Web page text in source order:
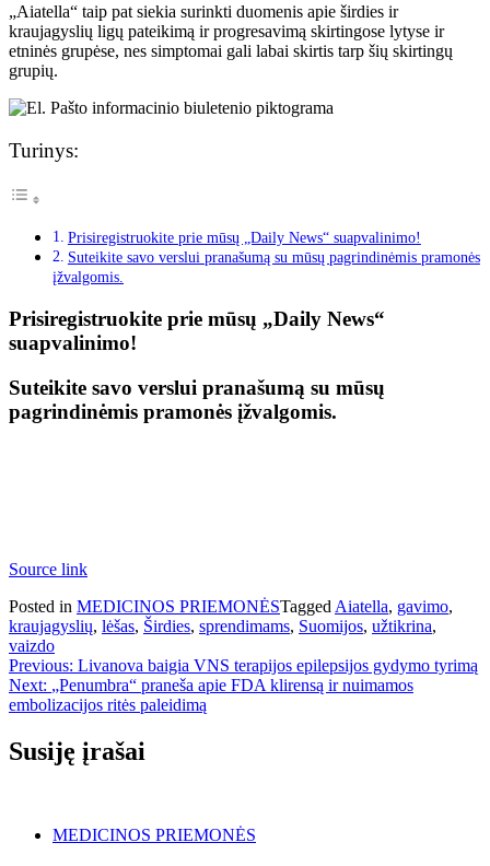
„Aiatella“ taip pat siekia surinkti duomenis apie širdies ir
kraujagyslių ligų pateikimą ir progresavimą skirtingose ​​lytyse ir
etninės grupėse, nes simptomai gali labai skirtis tarp šių skirtingų
grupių.
Turinys:
Prisiregistruokite prie mūsų „Daily News“ suapvalinimo!
Suteikite savo verslui pranašumą su mūsų pagrindinėmis pramonės
įžvalgomis.
Prisiregistruokite prie mūsų „Daily News“
suapvalinimo!
Suteikite savo verslui pranašumą su mūsų
pagrindinėmis pramonės įžvalgomis.
Source link
Posted in MEDICINOS PRIEMONĖSTagged Aiatella, gavimo,
kraujagyslių, lėšas, Širdies, sprendimams, Suomijos, užtikrina,
vaizdo
Navigacija
tarp
Previous: Livanova baigia VNS terapijos epilepsijos gydymo tyrimą
Next: „Penumbra“ praneša apie FDA klirensą ir nuimamos
embolizacijos ritės paleidimą
Susiję įrašai
MEDICINOS PRIEMONĖS